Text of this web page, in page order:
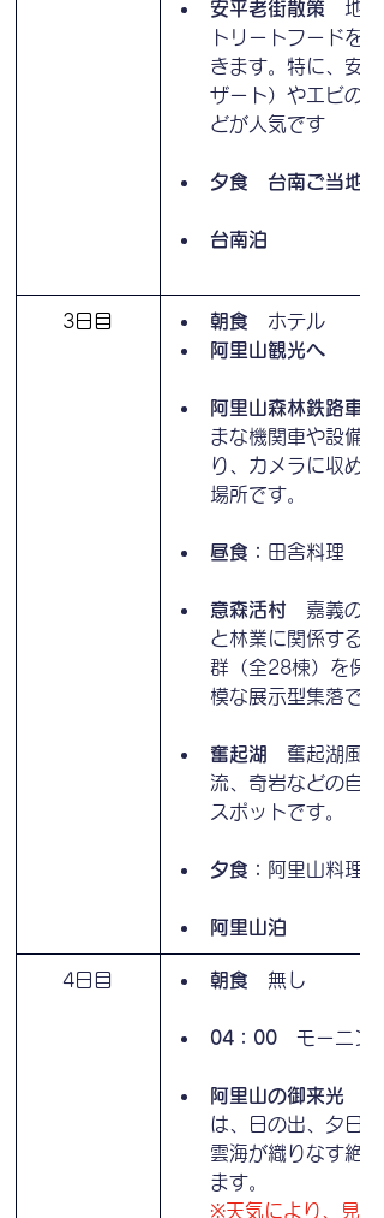
安平老街散策 地
トリートフードを
きます。特に、安平
ザート）やエビの乾
どが人気です
夕食　台南ご当地料
台南泊
3日目 朝食 ホテル
阿里山観光へ
阿里山森林鉄路車庫
まな機関車や設備が
り、カメラに収める
場所です。
昼食： 田舎料理
意森活村 嘉義の阿
と林業に関係する日
群（全28棟）を保
模な展示型集落です
奮起湖
奮起湖風景
流、奇岩などの自然
スポットです。
夕食： 阿里山料理
阿里山泊
4日目 朝食 無し
04：00 モーニン
阿里山の御来光
は、日の出、夕日、
雲海が織りなす絶景
ます。
※天気により、見れ